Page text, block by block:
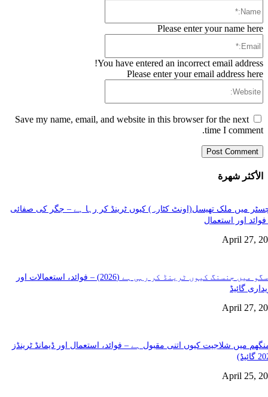
Please enter your name here
You have entered an incorrect email address!
Please enter your email address here
Save my name, email, and website in this browser for the next
time I comment.
الأكثر شهرة
میں ملک تھیسل(اونٹ کٹارہ) کیوں ٹرینڈ کر رہا ہے – جگر کی صفائی
اور استعمال
April 27,
گلاسگو میں جنسنگ کیوں ٹرینڈ کر رہی ہے (2026) – فوائد، استعمالات اور
گائیڈ
April 27,
میں شلاجیت کیوں اتنی مقبول ہے – فوائد، استعمال اور ڈیمانڈ ٹرینڈز
April 25,